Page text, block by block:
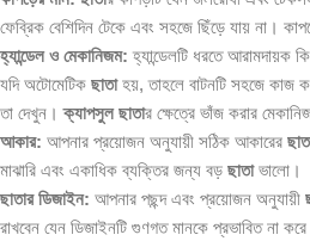
ফেব্রিক বেশিদিন টেকে এবং সহজে ছিঁড়ে যায় না।
হ্যান্ডেল ও মেকানিজম: হ্যান্ডেলটি ধরতে আরামদায়ক
যদি অটোমেটিক ছাতাহয়, তাহলে বাটনটি সহজে কাজ
তা দেখুন।ক্যাপসুল ছাতার ক্ষেত্রে ভাঁজ করার
আকার: আপনার প্রয়োজন অনুযায়ী সঠিক আকারের
মাঝারি এবং একাধিক ব্যক্তির জন্য বড় ছাতাভালো।
ছাতার ডিজাইন: আপনার পছন্দ এবং প্রয়োজন অনুযায়ী
রাখবেন যেন ডিজাইনটি গুণগত মানকে প্রভাবিত না